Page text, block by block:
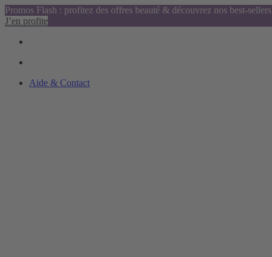
Promos Flash : profitez des offres beauté & découvrez nos best-sellers
J’en profite
Aide & Contact